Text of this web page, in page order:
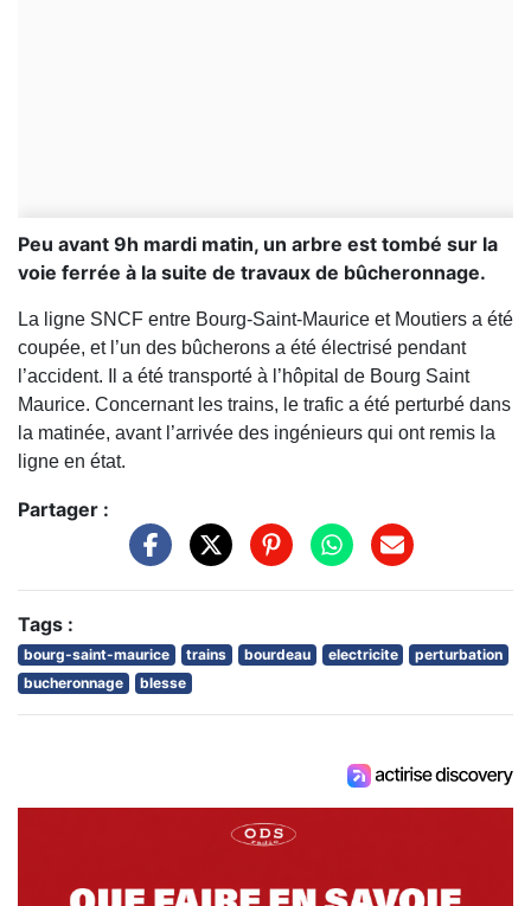
Peu avant 9h mardi matin, un arbre est tombé sur la
voie ferrée à la suite de travaux de bûcheronnage.
La ligne SNCF entre Bourg-Saint-Maurice et Moutiers a été
coupée, et l’un des bûcherons a été électrisé pendant
l’accident. Il a été transporté à l’hôpital de Bourg Saint
Maurice. Concernant les trains, le trafic a été perturbé dans
la matinée, avant l’arrivée des ingénieurs qui ont remis la
ligne en état.
Partager :
Tags :
bourg-saint-maurice trains bourdeau electricite
perturbation
bucheronnage
blesse